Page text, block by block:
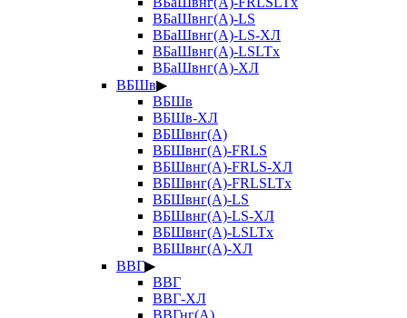
ВБаШвнг(А)-LS
ВБаШвнг(А)-LS-ХЛ
ВБаШвнг(А)-LSLTx
ВБаШвнг(А)-ХЛ
ВБШв▶
ВБШв
ВБШв-ХЛ
ВБШвнг(А)
ВБШвнг(А)-FRLS
ВБШвнг(А)-FRLS-ХЛ
ВБШвнг(А)-FRLSLTx
ВБШвнг(А)-LS
ВБШвнг(А)-LS-ХЛ
ВБШвнг(А)-LSLTx
ВБШвнг(А)-ХЛ
ВВГ▶
ВВГ
ВВГ-ХЛ
ВВГнг(А)